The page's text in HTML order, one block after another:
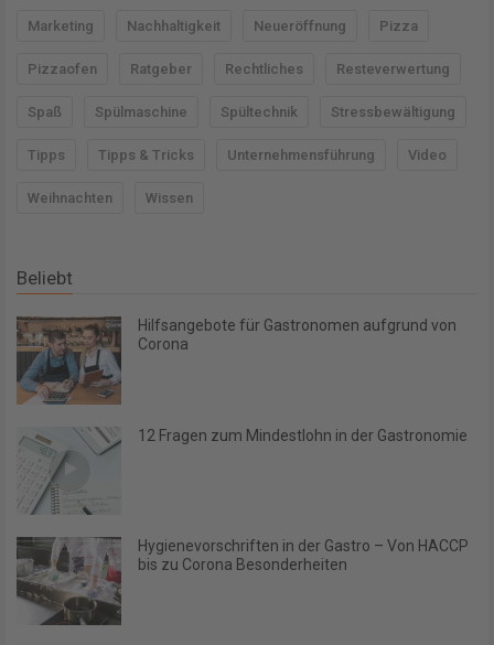
Marketing Nachhaltigkeit Neueröffnung Pizza
Pizzaofen Ratgeber Rechtliches Resteverwertung
Spaß Spülmaschine Spültechnik Stressbewältigung
Tipps Tipps & Tricks Unternehmensführung Video
Weihnachten Wissen
Beliebt
Hilfsangebote für Gastronomen aufgrund von
Corona
12 Fragen zum Mindestlohn in der Gastronomie
Hygienevorschriften in der Gastro – Von HACCP
bis zu Corona Besonderheiten